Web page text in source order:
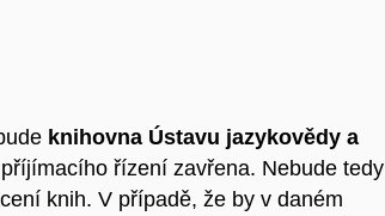
knihovna Ústavu jazykovědy a
řízení zavřena. Nebude tedy
knih. V případě, že by v daném